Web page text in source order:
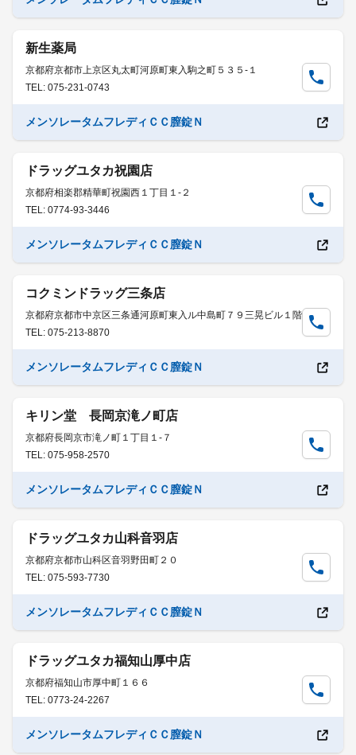
新生薬局
京都府京都市上京区丸太町河原町東入駒之町５３５-１
TEL: 075-231-0743
メンソレータムフレディＣＣ膣錠Ｎ
ドラッグユタカ祝園店
京都府相楽郡精華町祝園西１丁目１-２
TEL: 0774-93-3446
メンソレータムフレディＣＣ膣錠Ｎ
コクミンドラッグ三条店
京都府京都市中京区三条通河原町東入ル中島町７９三晃ビル１階
TEL: 075-213-8870
メンソレータムフレディＣＣ膣錠Ｎ
キリン堂 長岡京滝ノ町店
京都府長岡京市滝ノ町１丁目１-７
TEL: 075-958-2570
メンソレータムフレディＣＣ膣錠Ｎ
ドラッグユタカ山科音羽店
京都府京都市山科区音羽野田町２０
TEL: 075-593-7730
メンソレータムフレディＣＣ膣錠Ｎ
ドラッグユタカ福知山厚中店
京都府福知山市厚中町１６６
TEL: 0773-24-2267
メンソレータムフレディＣＣ膣錠Ｎ